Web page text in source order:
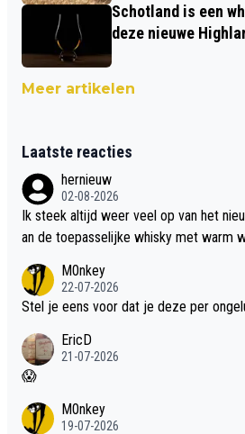
Schotland is een
deze nieuwe
Meer artikelen
Laatste reacties
hernieuw
02-08-2026
Ik steek altijd weer veel op van het
an de toepasselijke whisky met warm
M0nkey
22-07-2026
Stel je eens voor dat je deze per
EricD
21-07-2026
😱
M0nkey
19-07-2026